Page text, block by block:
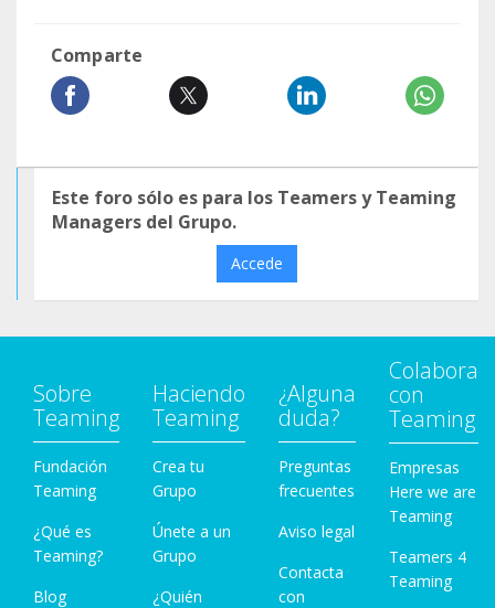
Comparte
Este foro sólo es para los Teamers y Teaming
Managers del Grupo.
Accede
Sobre
Teaming
Fundación
Teaming
¿Qué es
Teaming?
Blog
Haciendo
Teaming
Crea tu
Grupo
Únete a un
Grupo
¿Quién
¿Alguna
duda?
Preguntas
frecuentes
Aviso legal
Contacta
con
Colabora
con
Teaming
Empresas
Here we are
Teaming
Teamers 4
Teaming